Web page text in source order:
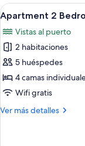
Bedrooms
Marina
View
(3
Adults)
Abrir
todas
las
fotos
de
Apartment
2
Marina
9
Apartment 2
Vistas al puerto
2 habitaciones
5 huéspedes
4 camas
Wifi gratis
Ver más detalles
Más